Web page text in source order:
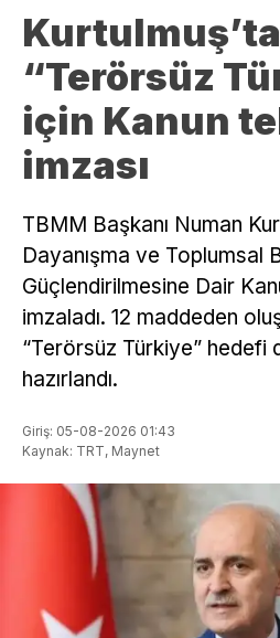
“Terörsüz
için Kanun
imzası
TBMM Başkanı Numan
Dayanışma ve Toplumsal
Güçlendirilmesine Dair
imzaladı. 12 maddeden
“Terörsüz Türkiye” hedefi
hazırlandı.
Giriş: 05-08-2026 01:43
Kaynak: TRT, Maynet